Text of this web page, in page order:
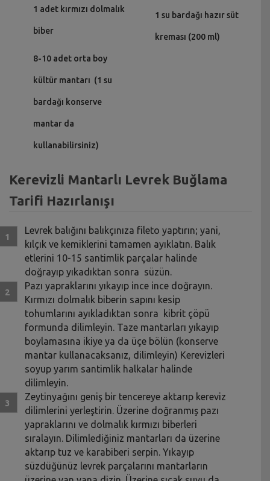
1 adet kırmızı dolmalık
biber
8-10 adet orta boy
kültür mantarı (1 su
bardağı konserve
mantar da
kullanabilirsiniz)
1 su bardağı hazır süt
kreması (200 ml)
Kerevizli Mantarlı Levrek Buğlama
Tarifi Hazırlanışı
Levrek balığını balıkçınıza fileto yaptırın; yani,
kılçık ve kemiklerini tamamen ayıklatın. Balık
etlerini 10-15 santimlik parçalar halinde
doğrayıp yıkadıktan sonra süzün.
Pazı yapraklarını yıkayıp ince ince doğrayın.
Kırmızı dolmalık biberin sapını kesip
tohumlarını ayıkladıktan sonra kibrit çöpü
formunda dilimleyin. Taze mantarları yıkayıp
boylamasına ikiye ya da üçe bölün (konserve
mantar kullanacaksanız, dilimleyin) Kerevizleri
soyup yarım santimlik halkalar halinde
dilimleyin.
Zeytinyağını geniş bir tencereye aktarıp kereviz
dilimlerini yerleştirin. Üzerine doğranmış pazı
yapraklarını ve dolmalık kırmızı biberleri
sıralayın. Dilimlediğiniz mantarları da üzerine
aktarıp tuz ve karabiberi serpin. Yıkayıp
süzdüğünüz levrek parçalarını mantarların